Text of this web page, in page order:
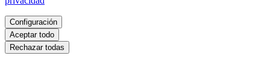
Configuración
Aceptar todo
Rechazar todas